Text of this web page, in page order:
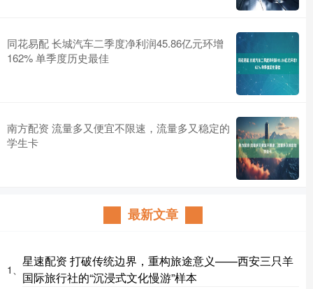
同花易配 长城汽车二季度净利润45.86亿元环增
162% 单季度历史最佳
南方配资 流量多又便宜不限速，流量多又稳定的
学生卡
最新文章
1、
星速配资 打破传统边界，重构旅途意义——西安三只羊
国际旅行社的“沉浸式文化慢游”样本